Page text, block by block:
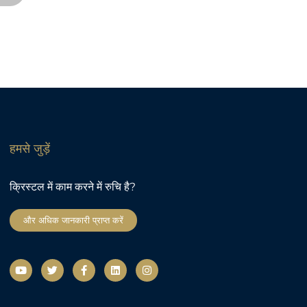
हमसे जुड़ें
क्रिस्टल में काम करने में रुचि है?
और अधिक जानकारी प्राप्त करें
ट्यू
ब
ट
र
स
बु
क
i
n
k
n
s
t